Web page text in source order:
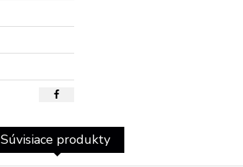
Súvisiace produkty